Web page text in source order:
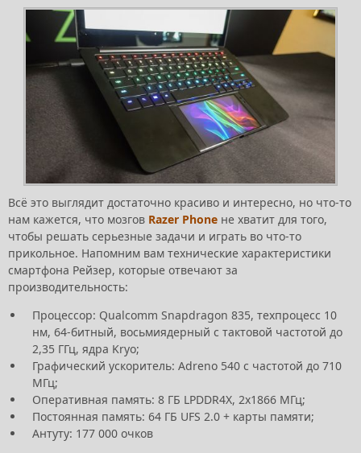
Всё это выглядит достаточно красиво и интересно, но что-то
нам кажется, что мозгов Razer Phone не хватит для того,
чтобы решать серьезные задачи и играть во что-то
прикольное. Напомним вам технические характеристики
смартфона Рейзер, которые отвечают за
производительность:
Процессор: Qualcomm Snapdragon 835, техпроцесс 10
нм, 64-битный, восьмиядерный с тактовой частотой до
2,35 ГГц, ядра Kryo;
Графический ускоритель: Adreno 540 с частотой до 710
МГц;
Оперативная память: 8 ГБ LPDDR4X, 2х1866 МГц;
Постоянная память: 64 ГБ UFS 2.0 + карты памяти;
Антуту: 177 000 очков